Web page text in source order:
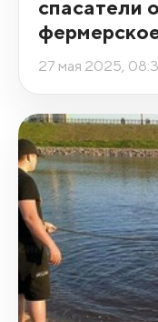
спасатели
27 мая 2025,